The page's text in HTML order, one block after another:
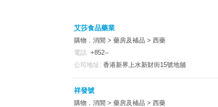
艾莎食品藥業
購物．消閒 > 藥房及補品 > 西藥
電話: +852--
公司地址: 香港新界上水新財街15號地舖
祥發號
購物．消閒 > 藥房及補品 > 西藥